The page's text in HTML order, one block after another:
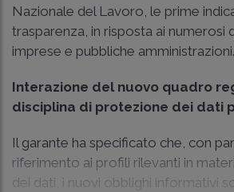
Nazionale del Lavoro, le prime
trasparenza, in risposta ai numerosi
imprese e pubbliche amministrazioni.
Interazione del nuovo quadro
disciplina di protezione dei dati
Il garante ha specificato che, con
riferimento ai profili rilevanti in
dei dati, i nuovi obblighi informativi